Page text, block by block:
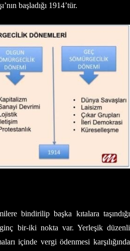
başladığı 1914’tür.
bindirilip başka kıtalara taşındığı
bir-iki nokta var. Yerleşik düzenli
içinde vergi ödenmesi karşılığında